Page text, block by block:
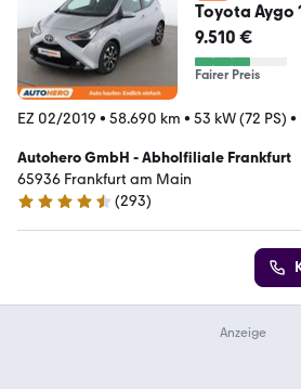
Toyota Aygo
Connect
9.510 €
Fairer Preis
EZ 02/2019 • 58.690 km • 53 kW (72 PS) •
Autohero GmbH - Abholfiliale Frankfurt
65936 Frankfurt am Main
4.6 Sterne
(293)